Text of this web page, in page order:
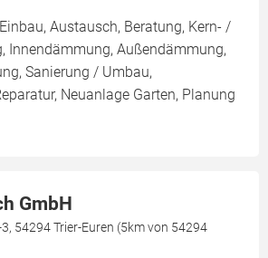
Austausch, Beratung, Kern- /
Innendämmung, Außendämmung,
Sanierung / Umbau,
Neuanlage Garten, Planung
GmbH
54294 Trier-Euren (5km von 54294